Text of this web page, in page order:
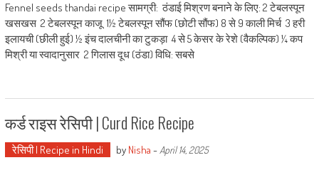
Fennel seeds thandai recipe सामग्री: ठंडाई मिश्रण बनाने के लिए: 2 टेबलस्पून
खसखस 2 टेबलस्पून काजू 1½ टेबलस्पून सौंफ (छोटी सौंफ) 8 से 9 काली मिर्च 3 हरी
इलायची (छीली हुई) ½ इंच दालचीनी का टुकड़ा 4 से 5 केसर के रेशे (वैकल्पिक) ¼ कप
मिश्री या स्वादानुसार 2 गिलास दूध (ठंडा) विधि: सबसे
कर्ड राइस रेसिपी | Curd Rice Recipe
रेसिपी | Recipe in Hindi by Nisha - April 14, 2025